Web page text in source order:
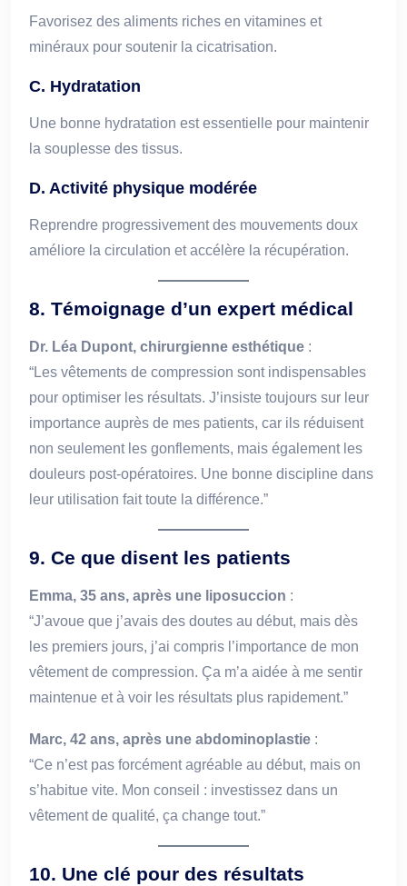
Favorisez des aliments riches en vitamines et
minéraux pour soutenir la cicatrisation.
C. Hydratation
Une bonne hydratation est essentielle pour maintenir
la souplesse des tissus.
D. Activité physique modérée
Reprendre progressivement des mouvements doux
améliore la circulation et accélère la récupération.
8. Témoignage d’un expert médical
Dr. Léa Dupont, chirurgienne esthétique :
“Les vêtements de compression sont indispensables
pour optimiser les résultats. J’insiste toujours sur leur
importance auprès de mes patients, car ils réduisent
non seulement les gonflements, mais également les
douleurs post-opératoires. Une bonne discipline dans
leur utilisation fait toute la différence.”
9. Ce que disent les patients
Emma, 35 ans, après une liposuccion :
“J’avoue que j’avais des doutes au début, mais dès
les premiers jours, j’ai compris l’importance de mon
vêtement de compression. Ça m’a aidée à me sentir
maintenue et à voir les résultats plus rapidement.”
Marc, 42 ans, après une abdominoplastie :
“Ce n’est pas forcément agréable au début, mais on
s’habitue vite. Mon conseil : investissez dans un
vêtement de qualité, ça change tout.”
10. Une clé pour des résultats